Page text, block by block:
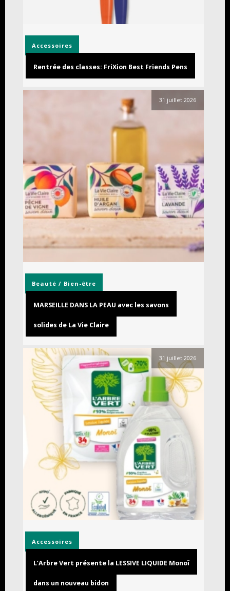
Accessoires
Rentrée des classes: FriXion Best Friends Pens
31 juillet 2026
Beauté / Bien-être
MARSEILLE DANS LA PEAU avec les savons
solides de La Vie Claire
31 juillet 2026
Accessoires
L’Arbre Vert présente la LESSIVE LIQUIDE Monoï
dans un nouveau bidon